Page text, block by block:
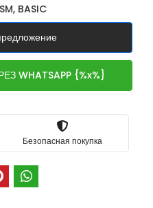
BASIC
WHATSAPP {%x%}
Безопасная покупка